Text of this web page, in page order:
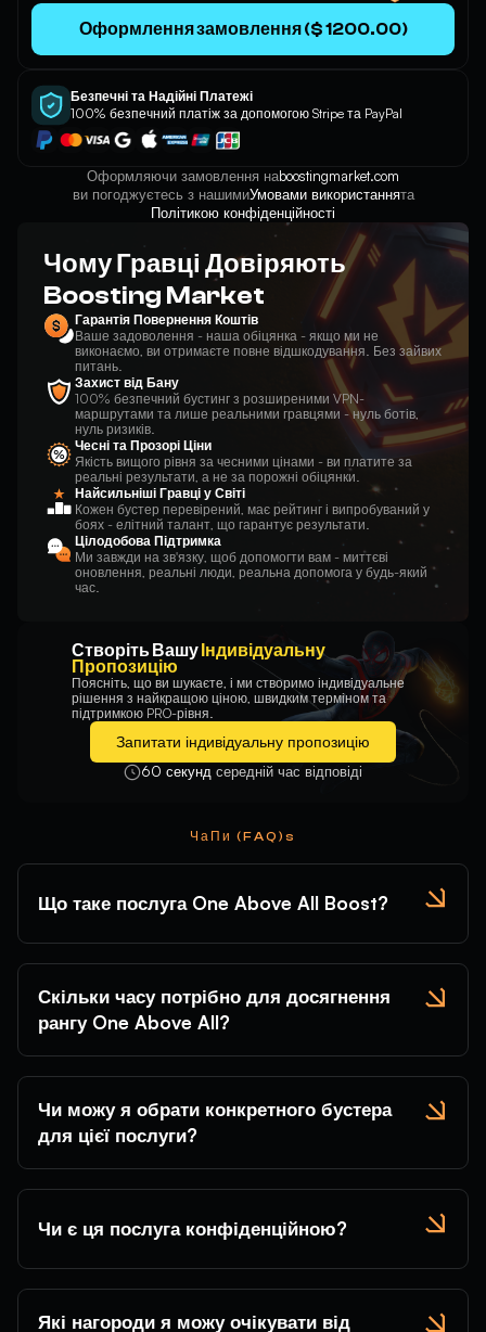
Оформлення замовлення ($ 1200.00)
Безпечні та Надійні Платежі
100% безпечний платіж за допомогою Stripe та PayPal
Оформляючи замовлення наboostingmarket.com
ви погоджуєтесь з нашимиУмовами використаннята
Політикою конфіденційності
Чому Гравці Довіряють
Boosting Market
Гарантія Повернення Коштів
Ваше задоволення - наша обіцянка - якщо ми не
виконаємо, ви отримаєте повне відшкодування. Без зайвих
питань.
Захист від Бану
100% безпечний бустинг з розширеними VPN-
маршрутами та лише реальними гравцями - нуль ботів,
нуль ризиків.
Чесні та Прозорі Ціни
Якість вищого рівня за чесними цінами - ви платите за
реальні результати, а не за порожні обіцянки.
Найсильніші Гравці у Світі
Кожен бустер перевірений, має рейтинг і випробуваний у
боях - елітний талант, що гарантує результати.
Цілодобова Підтримка
Ми завжди на зв'язку, щоб допомогти вам - миттєві
оновлення, реальні люди, реальна допомога у будь-який
час.
Створіть Вашу Індивідуальну
Пропозицію
Поясніть, що ви шукаєте, і ми створимо індивідуальне
рішення з найкращою ціною, швидким терміном та
підтримкою PRO-рівня.
Запитати індивідуальну пропозицію
60 секунд середній час відповіді
ЧаПи (FAQ)s
Що таке послуга One Above All Boost?
Скільки часу потрібно для досягнення
рангу One Above All?
Чи можу я обрати конкретного бустера
для цієї послуги?
Чи є ця послуга конфіденційною?
Які нагороди я можу очікувати від